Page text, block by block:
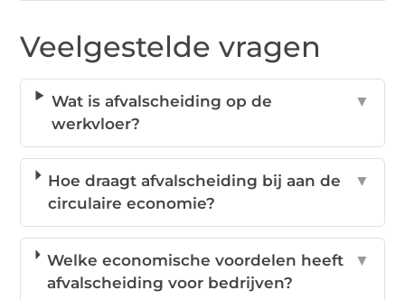
Veelgestelde vragen
Wat is afvalscheiding op de
werkvloer?
▼
Hoe draagt afvalscheiding bij aan de
circulaire economie?
▼
Welke economische voordelen heeft
afvalscheiding voor bedrijven?
▼